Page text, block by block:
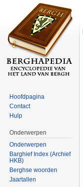
Hoofdpagina
Contact
Hulp
Onderwerpen
Onderwerpen
Barghief Index (Archief
HKB)
Berghse woorden
Jaartallen